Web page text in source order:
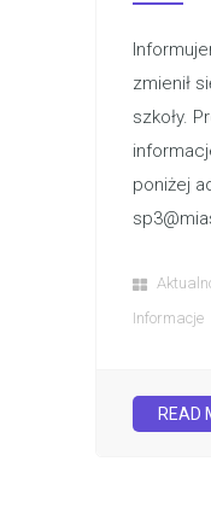
zmienił
szkoły.
poniżej
Informacje
READ